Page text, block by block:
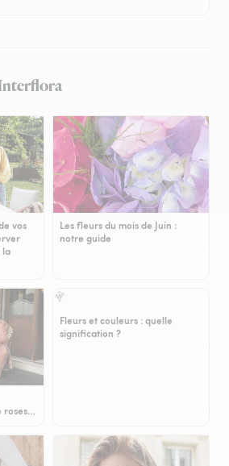
vos
la
Les fleurs du mois de Juin :
notre guide
roses…
Fleurs et couleurs : quelle
signification ?